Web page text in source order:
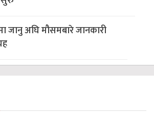
जानु अघि मौसमबारे जानकारी